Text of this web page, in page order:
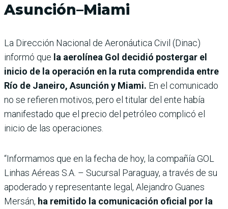
Asunción–Miami
La Dirección Nacional de Aeronáutica Civil (Dinac)
informó que la aerolínea Gol decidió postergar el
inicio de la operación en la ruta comprendida entre
Río de Janeiro, Asunción y Miami. En el comunicado
no se refieren motivos, pero el titular del ente había
manifestado que el precio del petróleo complicó el
inicio de las operaciones.
“Informamos que en la fecha de hoy, la compañía GOL
Linhas Aéreas S.A. – Sucursal Paraguay, a través de su
apoderado y representante legal, Alejandro Guanes
Mersán, ha remitido la comunicación oficial por la